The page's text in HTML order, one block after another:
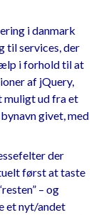
i danmark
til services, der
i forhold til at
af jQuery,
muligt ud fra et
givet, med
der
først at taste
– og
et nyt/andet